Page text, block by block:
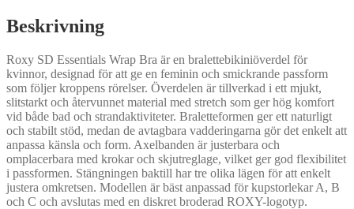
Beskrivning
Roxy SD Essentials Wrap Bra är en bralettebikiniöverdel för
kvinnor, designad för att ge en feminin och smickrande passform
som följer kroppens rörelser. Överdelen är tillverkad i ett mjukt,
slitstarkt och återvunnet material med stretch som ger hög komfort
vid både bad och strandaktiviteter. Braletteformen ger ett naturligt
och stabilt stöd, medan de avtagbara vadderingarna gör det enkelt att
anpassa känsla och form. Axelbanden är justerbara och
omplacerbara med krokar och skjutreglage, vilket ger god flexibilitet
i passformen. Stängningen baktill har tre olika lägen för att enkelt
justera omkretsen. Modellen är bäst anpassad för kupstorlekar A, B
och C och avslutas med en diskret broderad ROXY-logotyp.